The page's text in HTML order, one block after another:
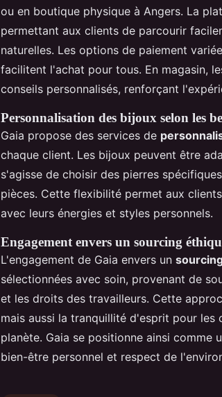
ou en boutique physique à Angers. La
permettant aux clients de parcourir
naturelles. Les options de paiement
facilitent l'achat pour tous. En magasin,
conseils personnalisés, renforçant
Personnalisation des bijoux selon les
Gaia propose des services de
chaque client. Les bijoux peuvent être
s'agisse de choisir des pierres
pièces. Cette flexibilité permet aux
avec leurs énergies et styles personnels.
Engagement envers un sourcing
L'engagement de Gaia envers un
sélectionnées avec soin, provenant de
et les droits des travailleurs. Cette
mais aussi la tranquillité d'esprit pour
planète. Gaia se positionne ainsi comme
bien-être personnel et respect de